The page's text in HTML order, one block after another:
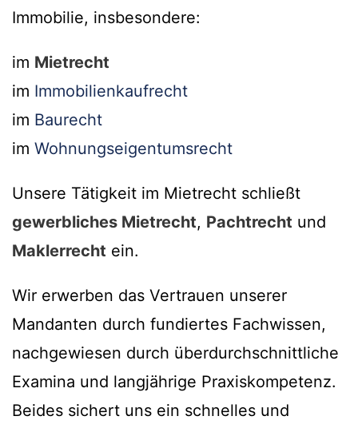
Immobilie, insbesondere:
im Mietrecht
im Immobilienkaufrecht
im Baurecht
im Wohnungseigentumsrecht
Unsere Tätigkeit im Mietrecht schließt
gewerbliches Mietrecht, Pachtrecht und
Maklerrecht ein.
Wir erwerben das Vertrauen unserer
Mandanten durch fundiertes Fachwissen,
nachgewiesen durch überdurchschnittliche
Examina und langjährige Praxiskompetenz.
Beides sichert uns ein schnelles und